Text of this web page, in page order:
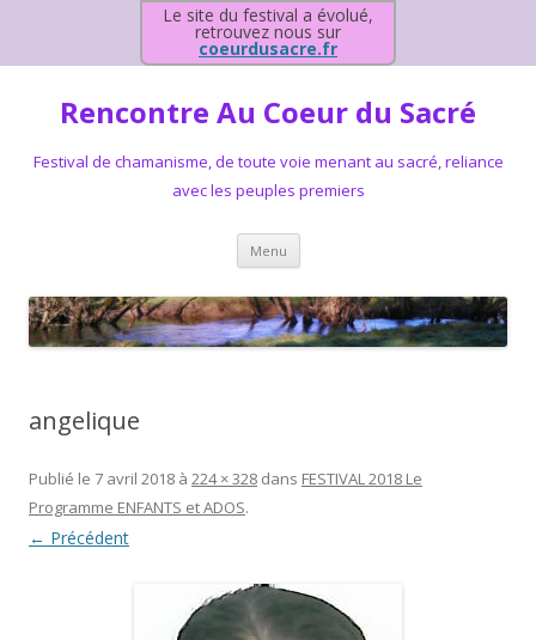
Le site du festival a évolué,
retrouvez nous sur
coeurdusacre.fr
Rencontre Au Coeur du Sacré
Festival de chamanisme, de toute voie menant au sacré, reliance
avec les peuples premiers
Menu Aller au contenu principal
angelique
Publié le 7 avril 2018 à 224 × 328 dans FESTIVAL 2018 Le
Programme ENFANTS et ADOS.
← Précédent